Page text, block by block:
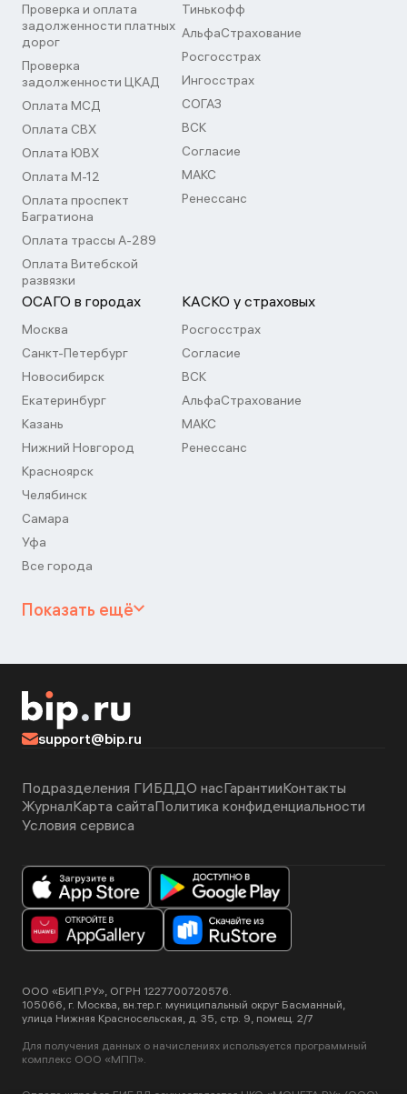
Проверка и оплата
задолженности платных
дорог
Проверка
задолженности ЦКАД
Оплата МСД
Оплата СВХ
Оплата ЮВХ
Оплата М-12
Оплата проспект
Багратиона
Оплата трассы А-289
Оплата Витебской
развязки
Тинькофф
АльфаСтрахование
Росгосстрах
Ингосстрах
СОГАЗ
ВСК
Согласие
МАКС
Ренессанс
ОСАГО в городах
Москва
Санкт-Петербург
Новосибирск
Екатеринбург
Казань
Нижний Новгород
Красноярск
Челябинск
Самара
Уфа
Все города
КАСКО у страховых
Росгосстрах
Согласие
ВСК
АльфаСтрахование
МАКС
Ренессанс
Показать ещё
support@bip.ru
Подразделения ГИБДДО насГарантииКонтакты
ЖурналКарта сайтаПолитика конфиденциальности
Условия сервиса
ООО «БИП.РУ», ОГРН 1227700720576.
105066, г. Москва, вн.тер.г. муниципальный округ Басманный,
улица Нижняя Красносельская, д. 35, стр. 9, помещ. 2/7
Для получения данных о начислениях используется программный
комплекс ООО «МПП».